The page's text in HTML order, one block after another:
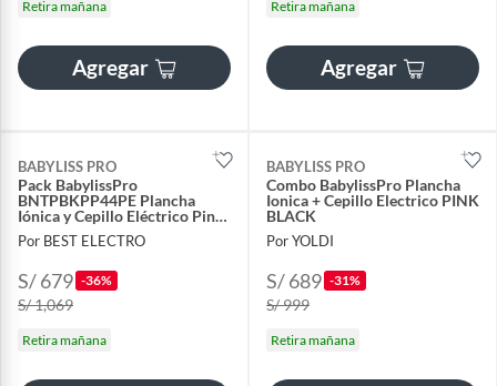
Retira mañana
Agregar
Retira mañana
Agregar
BABYLISS PRO
Pack BabylissPro
BNTPBKPP44PE Plancha
Iónica y Cepillo Eléctrico Pink
Black
Por BEST ELECTRO
S/ 679 -36%
S/ 1,069
Retira mañana
BABYLISS PRO
Combo BabylissPro Plancha
Ionica + Cepillo Electrico PINK
BLACK
Por YOLDI
S/ 689 -31%
S/ 999
Retira mañana